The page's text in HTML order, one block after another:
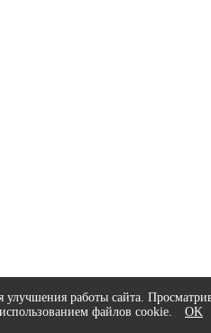
работы сайта.
файлов cookie.
OK